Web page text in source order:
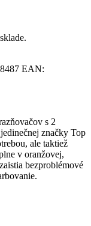
EAN:
s 2
značky Top
ale taktiež
v oranžovej,
bezproblémové